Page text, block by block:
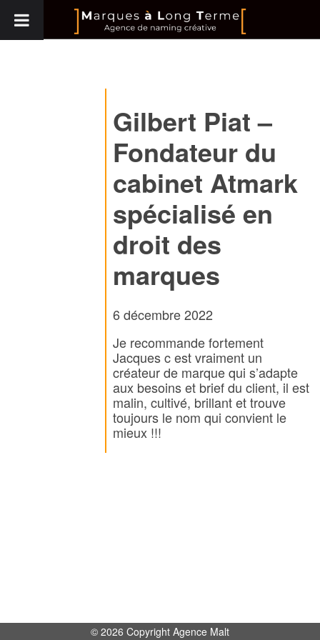
Gilbert Piat –
Fondateur du
cabinet Atmark
spécialisé en
droit des
marques
6 décembre 2022
Je recommande fortement
Jacques c est vraiment un
créateur de marque qui s’adapte
aux besoins et brief du client, il est
malin, cultivé, brillant et trouve
toujours le nom qui convient le
mieux !!!
© 2026 Copyright Agence Malt